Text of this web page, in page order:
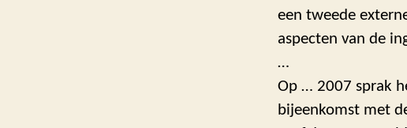
een tweede
aspecten van de
…
Op … 2007 sprak
bijeenkomst met